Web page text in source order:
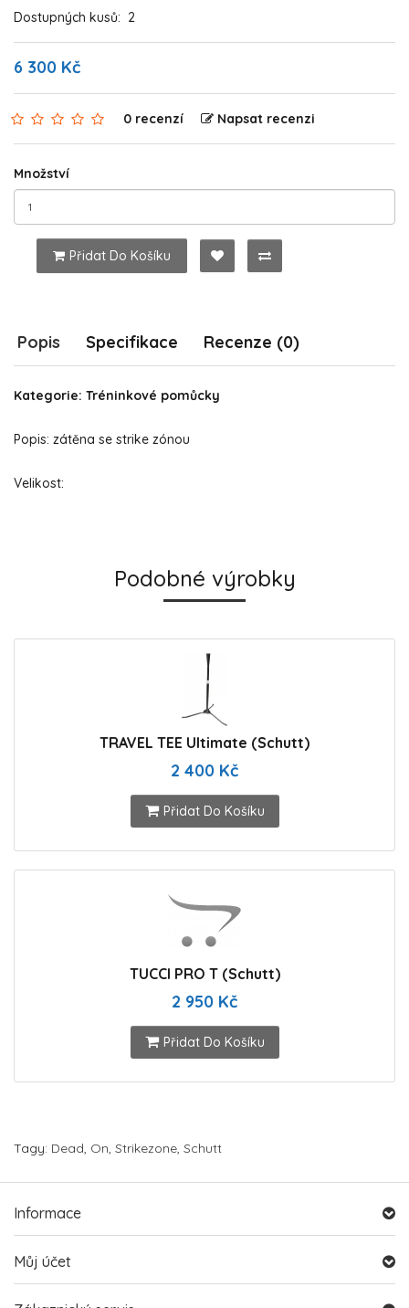
Dostupných kusů: 2
6 300 Kč
0 recenzí Napsat recenzi
Množství
Přidat Do Košíku
Popis Specifikace Recenze (0)
Kategorie: Tréninkové pomůcky
Popis: zátěna se strike zónou
Velikost:
Podobné výrobky
TRAVEL TEE Ultimate (Schutt)
2 400 Kč
Přidat Do Košíku
TUCCI PRO T (Schutt)
2 950 Kč
Přidat Do Košíku
Tagy: Dead, On, Strikezone, Schutt
Informace
Můj účet